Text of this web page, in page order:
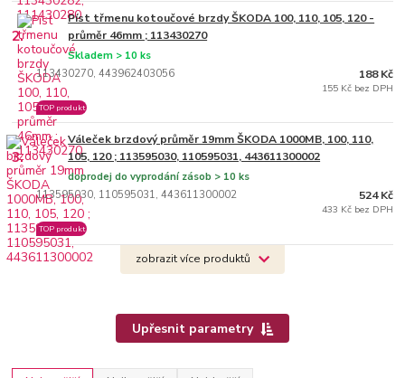
2.
Píst třmenu kotoučové brzdy ŠKODA 100, 110, 105, 120 -
průměr 46mm ; 113430270
113430270, 443962403056
Skladem > 10 ks
TOP produkt
188 Kč
155 Kč bez DPH
3.
Váleček brzdový průměr 19mm ŠKODA 1000MB, 100, 110,
105, 120 ; 113595030, 110595031, 443611300002
113595030, 110595031, 443611300002
doprodej do vyprodání zásob > 10 ks
TOP produkt
524 Kč
433 Kč bez DPH
zobrazit více produktů
Upřesnit parametry